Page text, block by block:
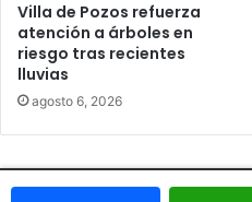
Villa de Pozos refuerza
atención a árboles en
riesgo tras recientes
lluvias
agosto 6, 2026